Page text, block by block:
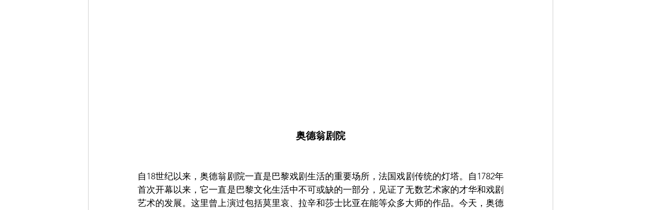
奥德翁剧院
自18世纪以来，奥德翁剧院一直是巴黎戏剧生活的重要场所，法国戏剧传统的灯塔。自1782年
首次开幕以来，它一直是巴黎文化生活中不可或缺的一部分，见证了无数艺术家的才华和戏剧
艺术的发展。这里曾上演过包括莫里哀、拉辛和莎士比亚在能等众多大师的作品。今天，奥德